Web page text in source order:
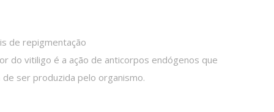
de repigmentação
do vitiligo é a ação de anticorpos endógenos que
ser produzida pelo organismo.